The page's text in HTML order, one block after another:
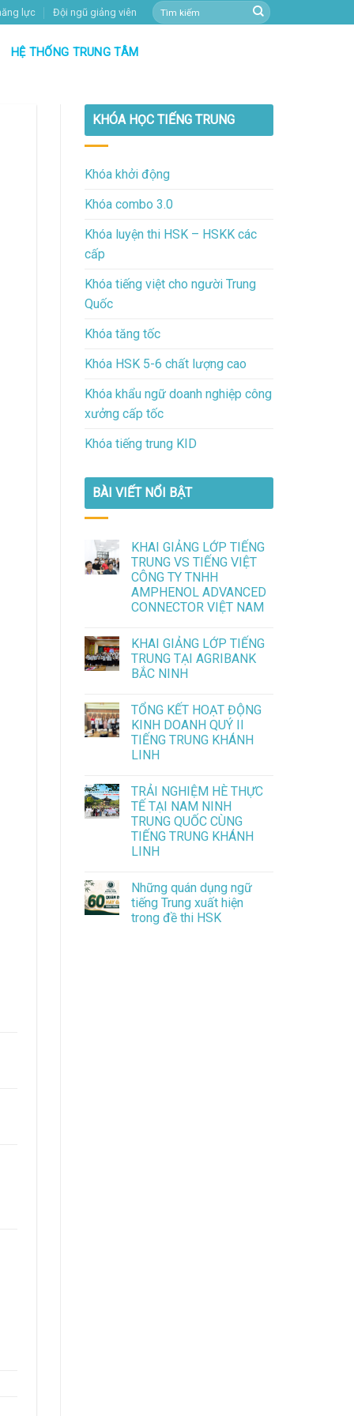
lực Đội ngũ giảng viên
HỆ THỐNG TRUNG TÂM
KHÓA HỌC TIẾNG TRUNG
Khóa khởi động
Khóa combo 3.0
Khóa luyện thi HSK – HSKK các
cấp
Khóa tiếng việt cho người Trung
Quốc
Khóa tăng tốc
Khóa HSK 5-6 chất lượng cao
Khóa khẩu ngữ doanh nghiệp công
xưởng cấp tốc
Khóa tiếng trung KID
BÀI VIẾT NỔI BẬT
KHAI GIẢNG LỚP TIẾNG
TRUNG VS TIẾNG VIỆT
CÔNG TY TNHH
AMPHENOL ADVANCED
CONNECTOR VIỆT NAM
KHAI GIẢNG LỚP TIẾNG
TRUNG TẠI AGRIBANK
BẮC NINH
TỔNG KẾT HOẠT ĐỘNG
KINH DOANH QUÝ II
TIẾNG TRUNG KHÁNH
LINH
TRẢI NGHIỆM HÈ THỰC
TẾ TẠI NAM NINH
TRUNG QUỐC CÙNG
TIẾNG TRUNG KHÁNH
LINH
Những quán dụng ngữ
tiếng Trung xuất hiện
trong đề thi HSK